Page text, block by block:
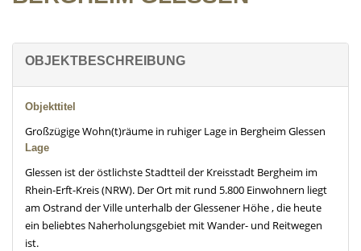
OBJEKTBESCHREIBUNG
Objekttitel
Großzügige Wohn(t)räume in ruhiger Lage in Bergheim Glessen
Lage
Glessen ist der östlichste Stadtteil der Kreisstadt Bergheim im
Rhein-Erft-Kreis (NRW). Der Ort mit rund 5.800 Einwohnern liegt
am Ostrand der Ville unterhalb der Glessener Höhe , die heute
ein beliebtes Naherholungsgebiet mit Wander- und Reitwegen
ist.